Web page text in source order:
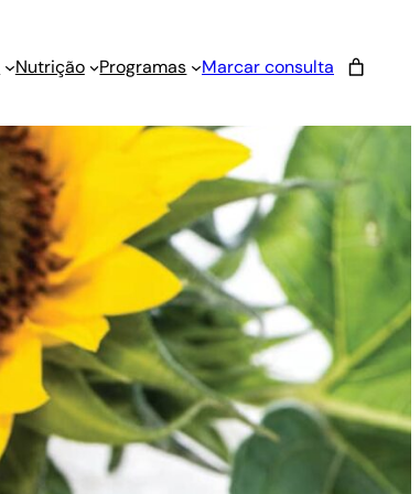
Nutrição Programas Marcar consulta